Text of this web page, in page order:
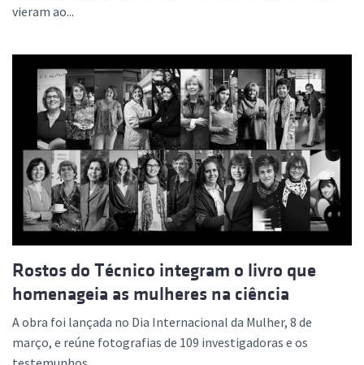
vieram ao...
Rostos do Técnico integram o livro que
homenageia as mulheres na ciência
A obra foi lançada no Dia Internacional da Mulher, 8 de
março, e reúne fotografias de 109 investigadoras e os